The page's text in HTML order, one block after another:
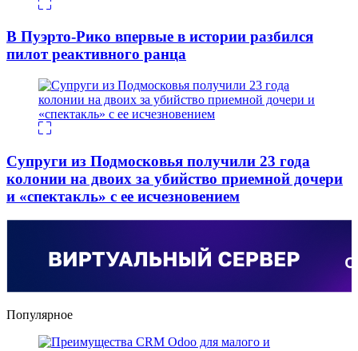
В Пуэрто-Рико впервые в истории разбился
пилот реактивного ранца
Супруги из Подмосковья получили 23 года
колонии на двоих за убийство приемной дочери
и «спектакль» с ее исчезновением
Популярное